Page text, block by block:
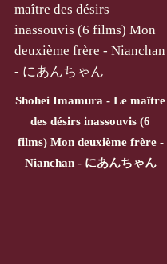
Shohei Imamura - Le maître
des désirs inassouvis (6
films) Mon deuxième frère -
Nianchan - にあんちゃん